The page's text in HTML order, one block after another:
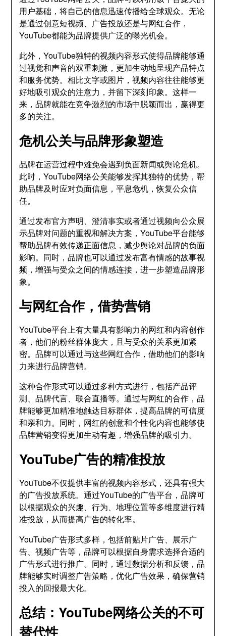
用户基础，将自己的信息迅速传播给全球观众。无论
是通过创意短视频、广告投放还是与网红合作，
YouTube都能为品牌提供广泛的曝光机会。
此外，YouTube独特的视频内容形式使得品牌能够通
过视觉和声音的双重刺激，更加生动地呈现产品特点
和服务优势。相比文字或图片，视频内容往往能够更
好地吸引观众的注意力，并留下深刻印象。这样一
来，品牌就能在竞争激烈的市场中脱颖而出，赢得更
多的关注。
危机公关与品牌形象塑造
品牌在运营过程中难免会遇到负面新闻或舆论危机。
此时，YouTube网络公关能够发挥其独特的优势，帮
助品牌及时应对负面信息，平息危机，恢复公众信
任。
通过发布官方声明、澄清事实或者通过视频向公众展
示品牌对问题的重视和解决方案，YouTube平台能够
帮助品牌有效传递正面信息，减少舆论对品牌的负面
影响。同时，品牌也可以通过发布富有情感的故事视
频，增强与受众之间的情感连接，进一步塑造品牌形
象。
与网红合作，借势营销
YouTube平台上有大量具有影响力的网红和内容创作
者，他们的粉丝群体庞大，且与受众的关系更加紧
密。品牌可以通过与这些网红合作，借助他们的影响
力来进行品牌营销。
这种合作形式可以通过多种方式进行，包括产品评
测、品牌代言、联合直播等。通过与网红的合作，品
牌能够更加精准地触达目标群体，提高品牌的可信度
和亲和力。同时，网红的创意和个性化内容也能够使
品牌营销变得更加生动有趣，增强品牌的吸引力。
YouTube广告的精准投放
YouTube不仅提供丰富的视频内容形式，还具有强大
的广告投放系统。通过YouTube的广告平台，品牌可
以根据观众的兴趣、行为、地理位置等多维度进行精
准投放，从而提高广告的转化率。
YouTube广告形式多样，包括前贴片广告、展示广
告、视频广告等，品牌可以根据自身需求选择合适的
广告形式进行推广。同时，通过数据分析和反馈，品
牌能够实时调整广告策略，优化广告效果，确保营销
投入的回报最大化。
总结：YouTube网络公关的不可
替代性